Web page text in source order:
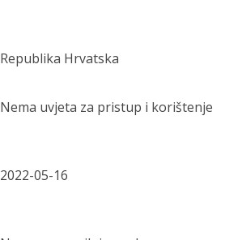
Republika Hrvatska
Nema uvjeta za pristup i korištenje
2022-05-16